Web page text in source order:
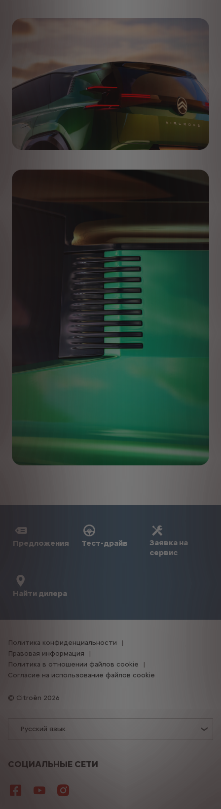
Предложения Тест-драйв
Заявка на
сервис
Найти дилера
СОЦИАЛЬНЫЕ СЕТИ
Русский язык
Citroën 2026
Политика конфиденциальности
Правовая информация
Политика в отношении файлов cookie
Согласие на использование файлов cookie